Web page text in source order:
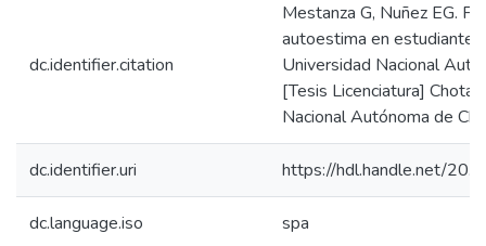
dc.identifier.citation
Mestanza G, Nuñez EG.
autoestima en
Universidad Nacional
[Tesis Licenciatura] Chota,
Nacional Autónoma de
dc.identifier.uri https://hdl.handle.net/
dc.language.iso spa